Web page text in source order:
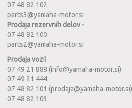
07 48 82 102
parts3@yamaha-motor.si
Prodaja rezervnih delov -
07 48 82 100
parts2@yamaha-motor.si
Prodaja vozil
07 49 21 888 (info@yamaha-motor.si)
07 49 21 444
07 48 82 101 (prodaja@yamaha-motor.si)
07 48 82 103